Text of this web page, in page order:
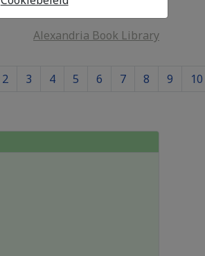
Alexandria Book Library
2 3 4 5 6 7 8 9 10